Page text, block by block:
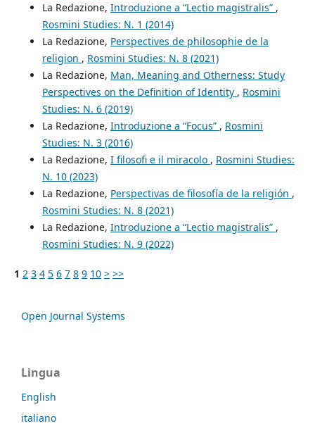
La Redazione, Introduzione a “Lectio magistralis” ,
Rosmini Studies: N. 1 (2014)
La Redazione, Perspectives de philosophie de la
religion , Rosmini Studies: N. 8 (2021)
La Redazione, Man, Meaning and Otherness: Study
Perspectives on the Definition of Identity , Rosmini
Studies: N. 6 (2019)
La Redazione, Introduzione a “Focus” , Rosmini
Studies: N. 3 (2016)
La Redazione, I filosofi e il miracolo , Rosmini Studies:
N. 10 (2023)
La Redazione, Perspectivas de filosofía de la religión ,
Rosmini Studies: N. 8 (2021)
La Redazione, Introduzione a “Lectio magistralis” ,
Rosmini Studies: N. 9 (2022)
1 2 3 4 5 6 7 8 9 10 > >>
Open Journal Systems
Lingua
English
italiano